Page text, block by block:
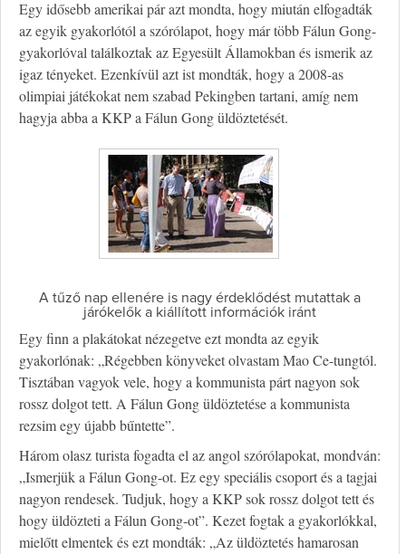
Egy idősebb amerikai pár azt mondta, hogy miután elfogadták
az egyik gyakorlótól a szórólapot, hogy már több Fálun Gong-
gyakorlóval találkoztak az Egyesült Államokban és ismerik az
igaz tényeket. Ezenkívül azt ist mondták, hogy a 2008-as
olimpiai játékokat nem szabad Pekingben tartani, amíg nem
hagyja abba a KKP a Fálun Gong üldöztetését.
A tűző nap ellenére is nagy érdeklődést mutattak a
járókelők a kiállított információk iránt
Egy finn a plakátokat nézegetve ezt mondta az egyik
gyakorlónak: „Régebben könyveket olvastam Mao Ce-tungtól.
Tisztában vagyok vele, hogy a kommunista párt nagyon sok
rossz dolgot tett. A Fálun Gong üldöztetése a kommunista
rezsim egy újabb bűntette”.
Három olasz turista fogadta el az angol szórólapokat, mondván:
„Ismerjük a Fálun Gong-ot. Ez egy speciális csoport és a tagjai
nagyon rendesek. Tudjuk, hogy a KKP sok rossz dolgot tett és
hogy üldözteti a Fálun Gong-ot”. Kezet fogtak a gyakorlókkal,
mielőtt elmentek és ezt mondták: „Az üldöztetés hamarosan